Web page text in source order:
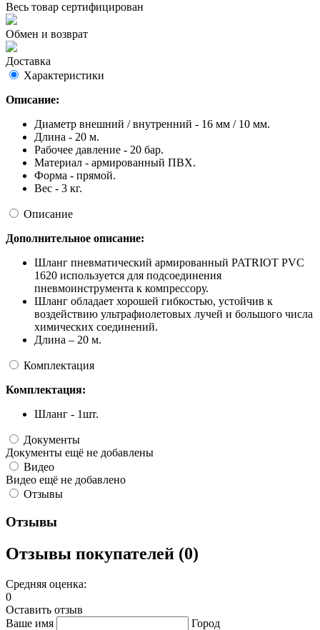
Весь товар сертифицирован
Обмен и возврат
Доставка
Характеристики
Описание:
Диаметр внешний / внутренний - 16 мм / 10 мм.
Длина - 20 м.
Рабочее давление - 20 бар.
Материал - армированный ПВХ.
Форма - прямой.
Вес - 3 кг.
Описание
Дополнительное описание:
Шланг пневматический армированный PATRIOT PVC
1620 используется для подсоединения
пневмоинструмента к компрессору.
Шланг обладает хорошей гибкостью, устойчив к
воздействию ультрафиолетовых лучей и большого числа
химических соединений.
Длина – 20 м.
Комплектация
Комплектация:
Шланг - 1шт.
Документы
Документы ещё не добавлены
Видео
Видео ещё не добавлено
Отзывы
Отзывы
Отзывы покупателей (0)
Средняя оценка:
0
Оставить отзыв
Ваше имя
Город